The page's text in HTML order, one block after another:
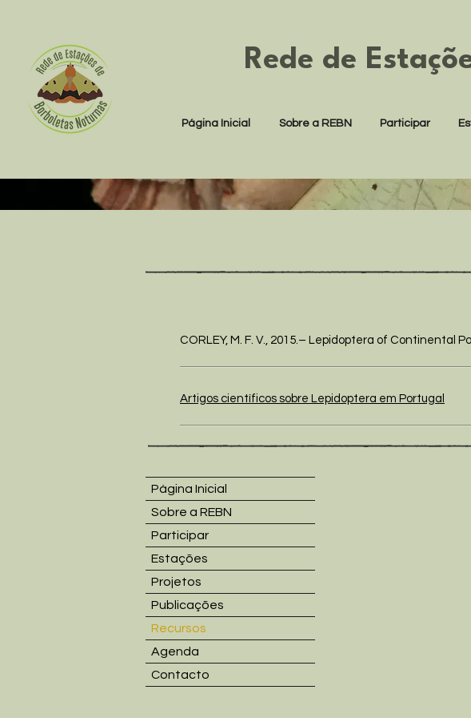
Rede de
Página Inicial Sobre a REBN Participar
CORLEY, M. F. V., 2015.– Lepidoptera of Continental
Artigos científicos sobre Lepidoptera em Portugal
Página Inicial
Sobre a REBN
Participar
Estações
Projetos
Publicações
Recursos
Agenda
Contacto